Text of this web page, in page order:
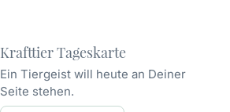
Krafttier Tageskarte
Ein Tiergeist will heute an Deiner
Seite stehen.